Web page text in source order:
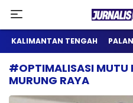
Jurnalis
Satu Wadah
KALIMANTAN TENGAH
#OPTIMALISASI MUTU
MURUNG RAYA